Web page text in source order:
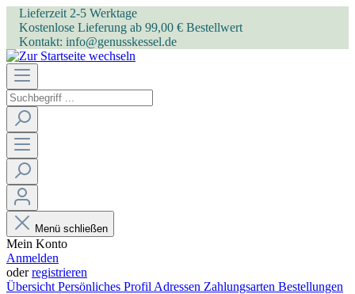
Lieferzeit 2-5 Werktage
Kostenlose Lieferung ab 99,00 € Bestellwert
Kontakt: info@genusskessel.de
Menü schließen
Mein Konto
Anmelden
oderregistrieren
Übersicht Persönliches Profil Adressen Zahlungsarten Bestellungen